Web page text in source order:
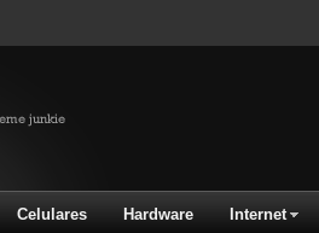
Celulares Hardware Internet